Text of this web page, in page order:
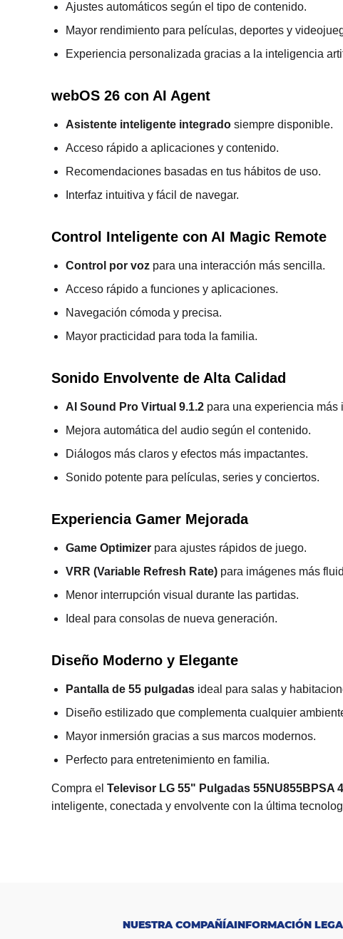
Ajustes automáticos según el tipo de contenido.
Mayor rendimiento para películas, deportes y
Experiencia personalizada gracias a la inteligencia
webOS 26 con AI Agent
Asistente inteligente integrado siempre disponible.
Acceso rápido a aplicaciones y contenido.
Recomendaciones basadas en tus hábitos de uso.
Interfaz intuitiva y fácil de navegar.
Control Inteligente con AI Magic Remote
Control por voz para una interacción más sencilla.
Acceso rápido a funciones y aplicaciones.
Navegación cómoda y precisa.
Mayor practicidad para toda la familia.
Sonido Envolvente de Alta Calidad
AI Sound Pro Virtual 9.1.2 para una experiencia más
Mejora automática del audio según el contenido.
Diálogos más claros y efectos más impactantes.
Sonido potente para películas, series y conciertos.
Experiencia Gamer Mejorada
Game Optimizer para ajustes rápidos de juego.
VRR (Variable Refresh Rate) para imágenes más
Menor interrupción visual durante las partidas.
Ideal para consolas de nueva generación.
Diseño Moderno y Elegante
Pantalla de 55 pulgadas ideal para salas y
Diseño estilizado que complementa cualquier
Mayor inmersión gracias a sus marcos modernos.
Perfecto para entretenimiento en familia.
Compra el Televisor LG 55" Pulgadas 55NU855BPSA
inteligente, conectada y envolvente con la última
$2.000.000NUESTRA COMPAÑÍAINFORMACIÓN